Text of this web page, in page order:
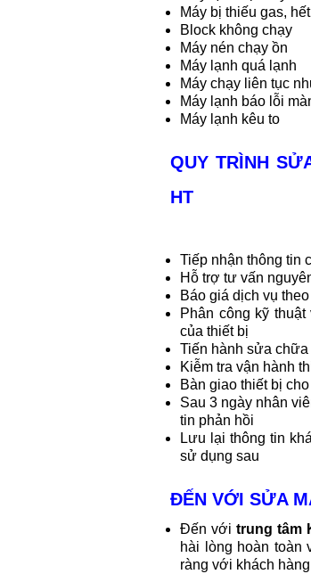
Máy bị thiếu gas,
Block không chạy
Máy nén chạy ồn
Máy lạnh quá lạnh
Máy chạy liên tục
Máy lạnh báo lỗi
Máy lạnh kêu to
QUY TRÌNH
HT
Tiếp nhận thông tin
Hỗ trợ tư vấn
Báo giá dịch vụ
Phân công kỹ
của thiết bị
Tiến hành sửa
Kiễm tra vận hành
Bàn giao thiết bị
Sau 3 ngày nhân
tin phản hồi
Lưu lại thông tin
sử dụng sau
ĐẾN VỚI SỬA
Đến với trung tâm
hài lòng hoàn toàn
ràng với khách